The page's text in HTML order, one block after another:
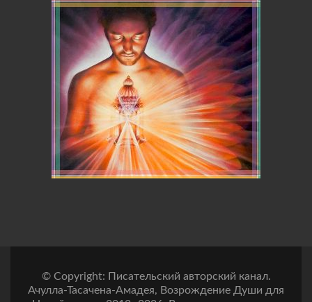
© Copyright: Писательский авторский канал.
Ачулла-Тасачена-Амадея, Возрождение Души для